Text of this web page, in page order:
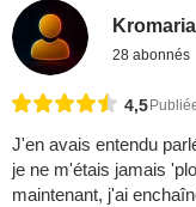
Kromaria
28 abonnés
4,5
J'en avais entendu
je ne m'étais jamais
maintenant, j'ai